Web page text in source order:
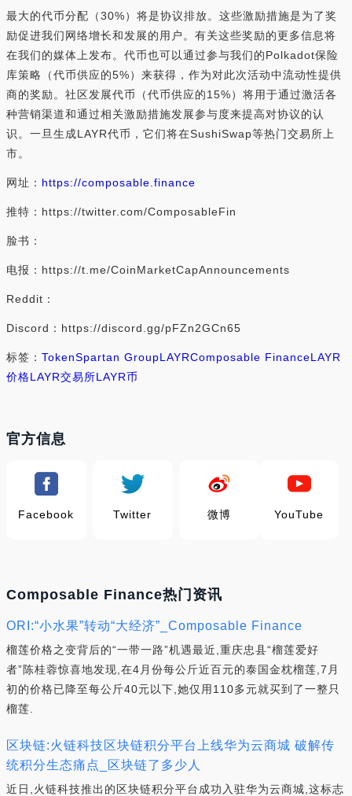
最大的代币分配（30%）将是协议排放。这些激励措施是为了奖
励促进我们网络增长和发展的用户。有关这些奖励的更多信息将
在我们的媒体上发布。代币也可以通过参与我们的Polkadot保险
库策略（代币供应的5%）来获得，作为对此次活动中流动性提供
商的奖励。社区发展代币（代币供应的15%）将用于通过激活各
种营销渠道和通过相关激励措施发展参与度来提高对协议的认
识。一旦生成LAYR代币，它们将在SushiSwap等热门交易所上
市。
网址： https://composable.finance
推特：https://twitter.com/ComposableFin
脸书：
电报：https://t.me/CoinMarketCapAnnouncements
Reddit：
Discord：https://discord.gg/pFZn2GCn65
标签： TokenSpartan GroupLAYRComposable FinanceLAYR
价格LAYR交易所LAYR币
官方信息
Facebook Twitter 微博 YouTube
Composable Finance热门资讯
ORI:“小水果”转动“大经济”_Composable Finance
榴莲价格之变背后的“一带一路”机遇最近,重庆忠县“榴莲爱好
者”陈桂蓉惊喜地发现,在4月份每公斤近百元的泰国金枕榴莲,7月
初的价格已降至每公斤40元以下,她仅用110多元就买到了一整只
榴莲.
区块链:火链科技区块链积分平台上线华为云商城 破解传
统积分生态痛点_区块链了多少人
近日,火链科技推出的区块链积分平台成功入驻华为云商城,这标志